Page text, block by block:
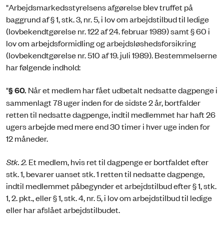
"Arbejdsmarkedsstyrelsens afgørelse blev truffet på
baggrund af § 1, stk. 3, nr. 5, i lov om arbejdstilbud til ledige
(lovbekendtgørelse nr. 122 af 24. februar 1989) samt § 60 i
lov om arbejdsformidling og arbejdsløshedsforsikring
(lovbekendtgørelse nr. 510 af 19. juli 1989). Bestemmelserne
har følgende indhold:
"§ 60. Når et medlem har fået udbetalt nedsatte dagpenge i
sammenlagt 78 uger inden for de sidste 2 år, bortfalder
retten til nedsatte dagpenge, indtil medlemmet har haft 26
ugers arbejde med mere end 30 timer i hver uge inden for
12 måneder.
Stk. 2. Et medlem, hvis ret til dagpenge er bortfaldet efter
stk. 1, bevarer uanset stk. 1 retten til nedsatte dagpenge,
indtil medlemmet påbegynder et arbejdstilbud efter § 1, stk.
1, 2. pkt., eller § 1, stk. 4, nr. 5, i lov om arbejdstilbud til ledige
eller har afslået arbejdstilbudet.